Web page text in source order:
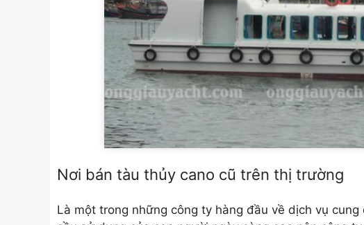
Nơi bán tàu thủy cano cũ trên thị trường
Là một trong những công ty hàng đầu về dịch vụ